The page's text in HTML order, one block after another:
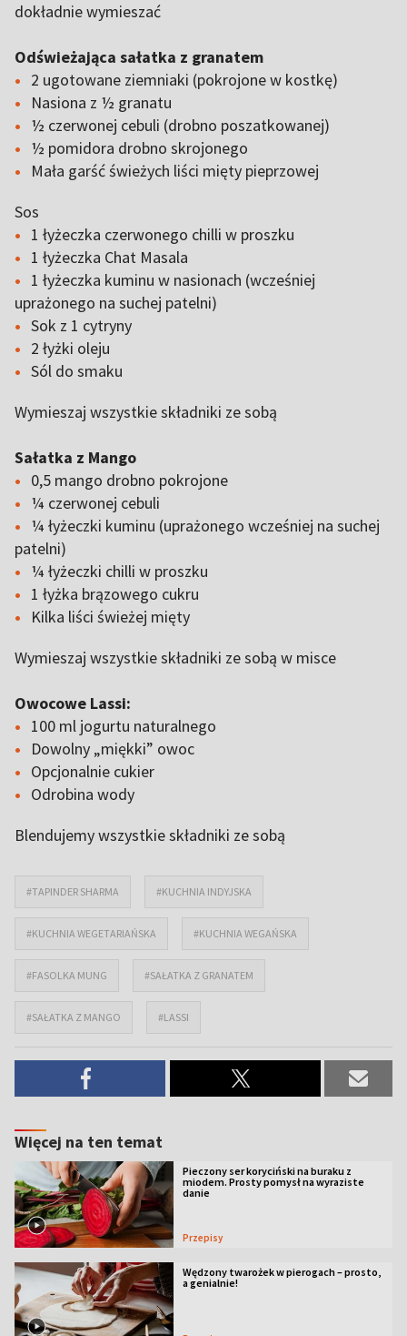
dokładnie wymieszać
Odświeżająca sałatka z granatem
2 ugotowane ziemniaki (pokrojone w kostkę)
Nasiona z ½ granatu
½ czerwonej cebuli (drobno poszatkowanej)
½ pomidora drobno skrojonego
Mała garść świeżych liści mięty pieprzowej
Sos
1 łyżeczka czerwonego chilli w proszku
1 łyżeczka Chat Masala
1 łyżeczka kuminu w nasionach (wcześniej
uprażonego na suchej patelni)
Sok z 1 cytryny
2 łyżki oleju
Sól do smaku
Wymieszaj wszystkie składniki ze sobą
Sałatka z Mango
0,5 mango drobno pokrojone
¼ czerwonej cebuli
¼ łyżeczki kuminu (uprażonego wcześniej na suchej
patelni)
¼ łyżeczki chilli w proszku
1 łyżka brązowego cukru
Kilka liści świeżej mięty
Wymieszaj wszystkie składniki ze sobą w misce
Owocowe Lassi:
100 ml jogurtu naturalnego
Dowolny „miękki” owoc
Opcjonalnie cukier
Odrobina wody
Blendujemy wszystkie składniki ze sobą
#TAPINDER SHARMA #KUCHNIA INDYJSKA
#KUCHNIA WEGETARIAŃSKA #KUCHNIA WEGAŃSKA
#FASOLKA MUNG #SAŁATKA Z GRANATEM
#SAŁATKA Z MANGO #LASSI
Więcej na ten temat
Pieczony ser koryciński na buraku z
miodem. Prosty pomysł na wyraziste
danie
Przepisy
Wędzony twarożek w pierogach – prosto,
a genialnie!